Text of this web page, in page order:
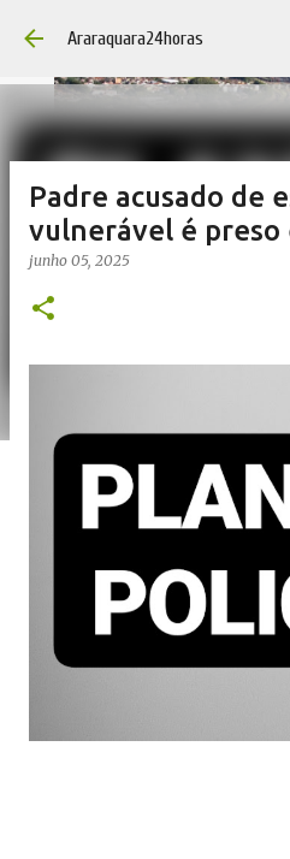
Pular para o
Araraquara24horas
Padre acusado de
vulnerável é preso
junho 05, 2025